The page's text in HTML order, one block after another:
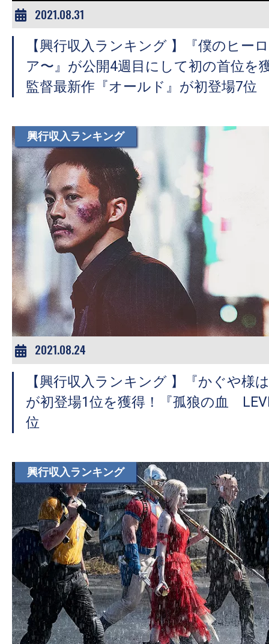
2021.08.31
【興行収入ランキング 】『僕のヒー
ア〜』が公開4週目にして初の首位を
監督最新作『オールド』が初登場7位
興行収入ランキング
2021.08.24
【興行収入ランキング 】『かぐや様
が初登場1位を獲得！『孤狼の血
位
興行収入ランキング